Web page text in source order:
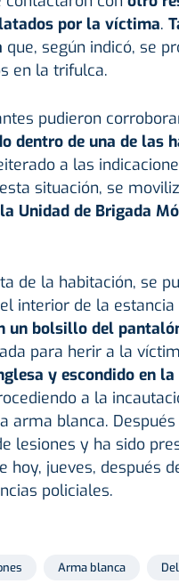
por la víctima.
que, según indicó, se
en la trifulca.
pudieron
dentro de una de las
a las
situación, se
Unidad de Brigada
de la habitación, se
interior de la
un bolsillo del
para herir a la
y escondido en
a la
arma blanca.
lesiones y ha sido
hoy, jueves, después
policiales.
Arma blanca